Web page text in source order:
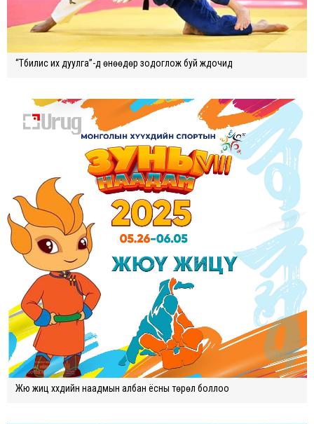
“Тбилис их дуулга”-д өнөөдөр зодоглож буй жүдочид
Жюү жицү хүүхдийн наадмын албан ёсны төрөл боллоо